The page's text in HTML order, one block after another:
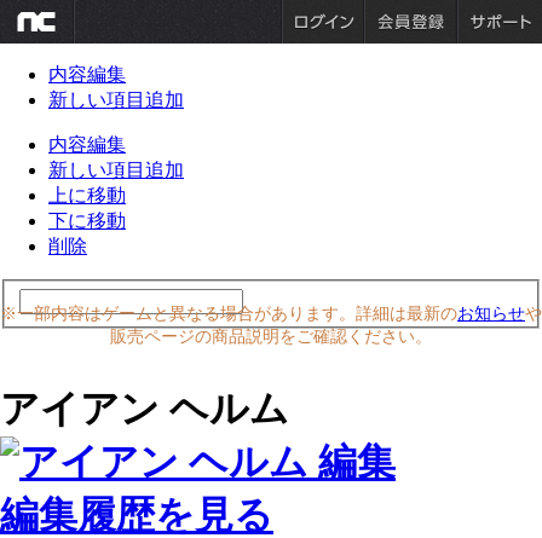
内容編集
新しい項目追加
内容編集
新しい項目追加
上に移動
下に移動
削除
※一部内容はゲームと異なる場合があります。詳細は最新のお知らせや
販売ページの商品説明をご確認ください。
アイアン ヘルム
編集履歴を見る